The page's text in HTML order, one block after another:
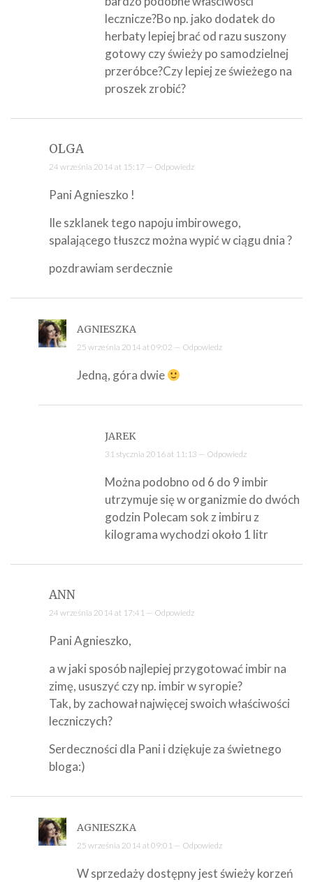
lecznicze?Bo np. jako dodatek do
herbaty lepiej brać od razu suszony
gotowy czy świeży po samodzielnej
przeróbce?Czy lepiej ze świeżego na
proszek zrobić?
OLGA
24 września 2014 at 15:17 — Odpowiedz
Pani Agnieszko !
Ile szklanek tego napoju imbirowego,
spalającego tłuszcz można wypić w ciągu dnia ?
pozdrawiam serdecznie
AGNIESZKA
25 września 2014 at 09:02 — Odpowiedz
Jedną, góra dwie
JAREK
31 stycznia 2016 at 11:13 — Odpowiedz
Można podobno od 6 do 9 imbir
utrzymuje się w organizmie do dwóch
godzin Polecam sok z imbiru z
kilograma wychodzi około 1 litr
ANN
24 września 2014 at 17:41 — Odpowiedz
Pani Agnieszko,
a w jaki sposób najlepiej przygotować imbir na
zimę, ususzyć czy np. imbir w syropie?
Tak, by zachował najwięcej swoich właściwości
leczniczych?
Serdeczności dla Pani i dziękuje za świetnego
bloga:)
AGNIESZKA
25 września 2014 at 09:01 — Odpowiedz
W sprzedaży dostępny jest świeży korzeń